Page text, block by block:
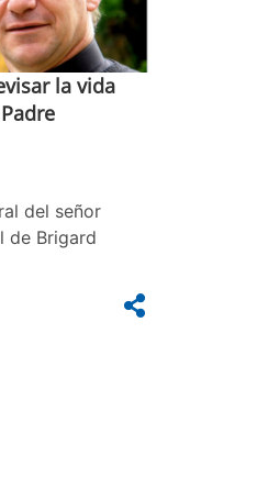
la vida
del señor
de Brigard